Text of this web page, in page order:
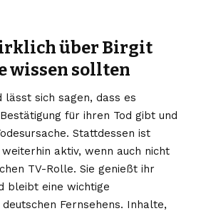
über Birgit
wissen sollten
lässt sich sagen, dass es
für ihren Tod gibt und
Stattdessen ist
aktiv, wenn auch nicht
TV-Rolle. Sie genießt ihr
bleibt eine wichtige
Fernsehens. Inhalte,